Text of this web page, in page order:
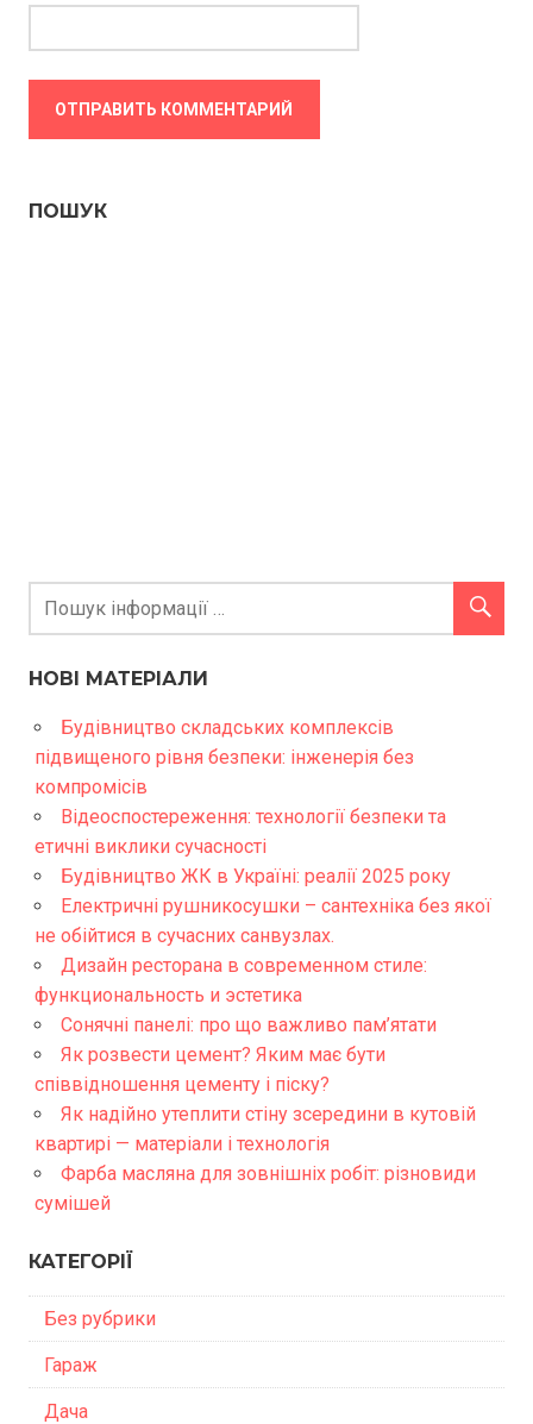
ПОШУК
НОВІ МАТЕРІАЛИ
Будівництво складських комплексів
підвищеного рівня безпеки: інженерія без
компромісів
Відеоспостереження: технології безпеки та
етичні виклики сучасності
Будівництво ЖК в Україні: реалії 2025 року
Електричні рушникосушки – сантехніка без якої
не обійтися в сучасних санвузлах.
Дизайн ресторана в современном стиле:
функциональность и эстетика
Сонячні панелі: про що важливо пам’ятати
Як розвести цемент? Яким має бути
співвідношення цементу і піску?
Як надійно утеплити стіну зсередини в кутовій
квартирі — матеріали і технологія
Фарба масляна для зовнішніх робіт: різновиди
сумішей
КАТЕГОРІЇ
Без рубрики
Гараж
Дача